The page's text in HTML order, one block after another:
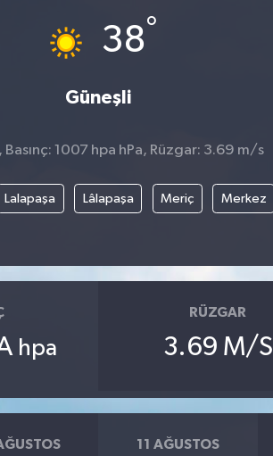
38°
Güneşli
Basınç: 1007 hpa hPa, Rüzgar: 3.69 m/s
Lalapaşa Lâlapaşa Meriç Merkez
hpa
RÜZGAR
3.69 M/S
11 AĞUSTOS